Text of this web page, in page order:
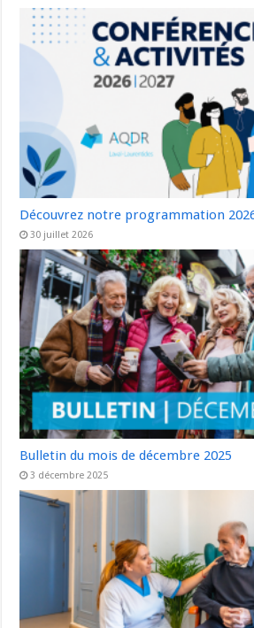
Découvrez notre programmation
30 juillet 2026
Bulletin du mois de décembre 2025
3 décembre 2025